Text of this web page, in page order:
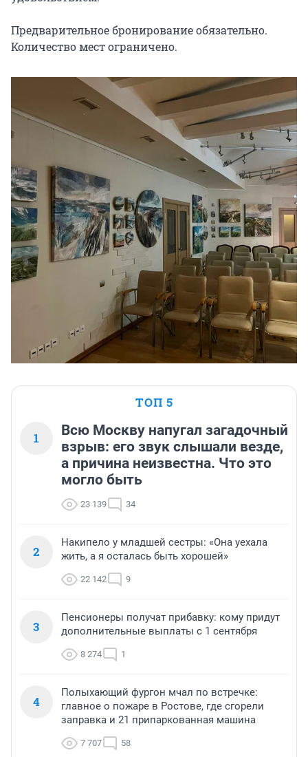
Предварительное бронирование обязательно.
Количество мест ограничено.
ТОП 5
1
Всю Москву напугал загадочный
взрыв: его звук слышали везде,
а причина неизвестна. Что это
могло быть
23 139 34
2
Накипело у младшей сестры: «Она уехала
жить, а я осталась быть хорошей»
22 142 9
3
Пенсионеры получат прибавку: кому придут
дополнительные выплаты с 1 сентября
8 274 1
4
Полыхающий фургон мчал по встречке:
главное о пожаре в Ростове, где сгорели
заправка и 21 припаркованная машина
7 707 58